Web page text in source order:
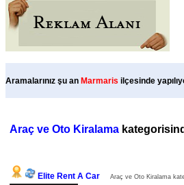
Aramalarınız şu an Marmaris ilçesinde
Araç ve Oto Kiralama
Elite Rent A Car Araç ve Oto Kiralama